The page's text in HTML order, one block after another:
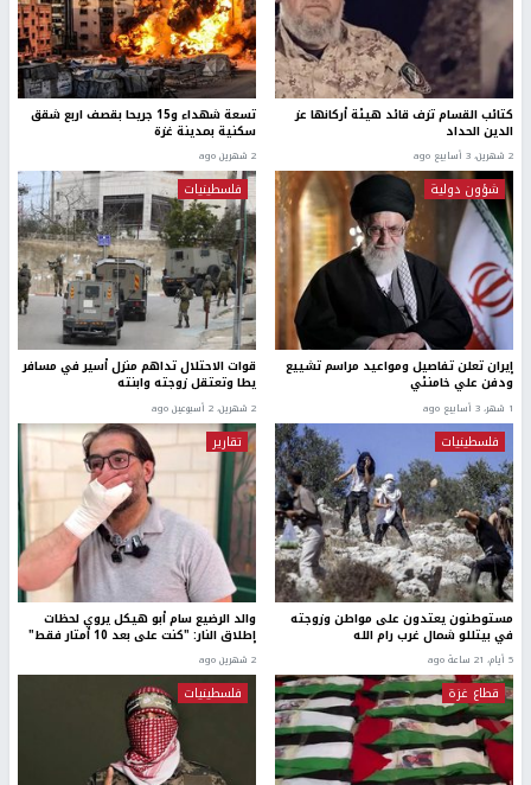
كتائب القسام تزف قائد هيئة أركانها عز
الدين الحداد
2 شهرين، 3 أسابيع ago
تسعة شهداء و15 جريحا بقصف اربع شقق
سكنية بمدينة غزة
2 شهرين ago
شؤون دولية
إيران تعلن تفاصيل ومواعيد مراسم تشييع
ودفن علي خامنئي
1 شهر، 3 أسابيع ago
فلسطينيات
قوات الاحتلال تداهم منزل أسير في مسافر
يطا وتعتقل زوجته وابنته
2 شهرين، 2 أسبوعين ago
فلسطينيات
مستوطنون يعتدون على مواطن وزوجته
في بيتللو شمال غرب رام الله
5 أيام، 21 ساعة ago
تقارير
والد الرضيع سام أبو هيكل يروي لحظات
إطلاق النار: "كنت على بعد 10 أمتار فقط"
2 شهرين ago
قطاع غزة فلسطينيات